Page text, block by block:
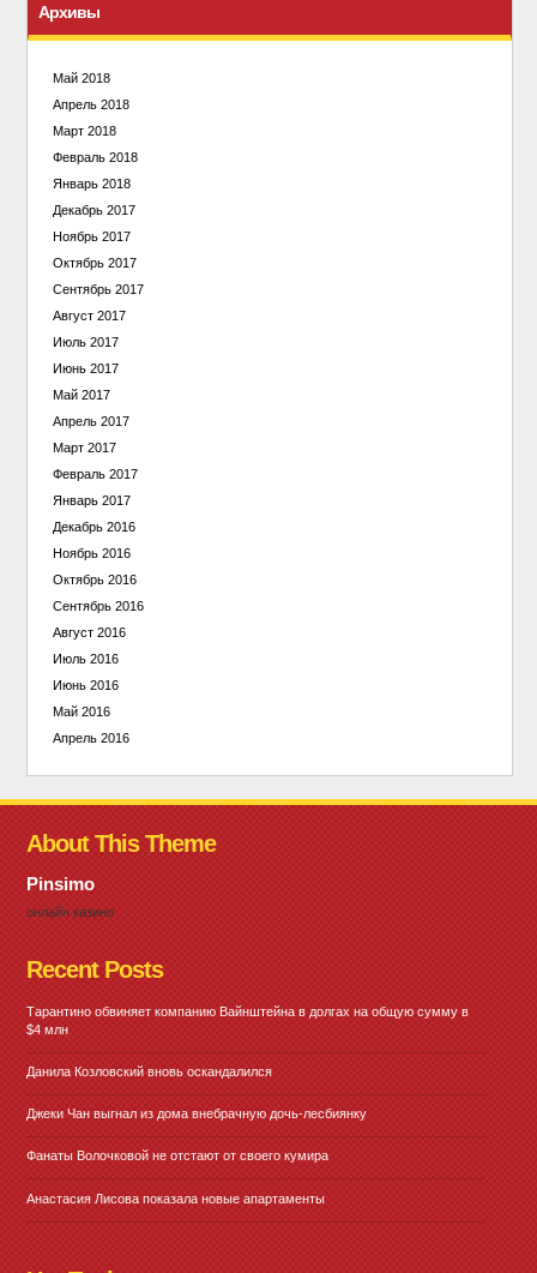
Архивы
Май 2018
Апрель 2018
Март 2018
Февраль 2018
Январь 2018
Декабрь 2017
Ноябрь 2017
Октябрь 2017
Сентябрь 2017
Август 2017
Июль 2017
Июнь 2017
Май 2017
Апрель 2017
Март 2017
Февраль 2017
Январь 2017
Декабрь 2016
Ноябрь 2016
Октябрь 2016
Сентябрь 2016
Август 2016
Июль 2016
Июнь 2016
Май 2016
Апрель 2016
About This Theme
Pinsimo
онлайн казино
Recent Posts
Тарантино обвиняет компанию Вайнштейна в долгах на общую сумму в
$4 млн
Данила Козловский вновь оскандалился
Джеки Чан выгнал из дома внебрачную дочь-лесбиянку
Фанаты Волочковой не отстают от своего кумира
Анастасия Лисова показала новые апартаменты